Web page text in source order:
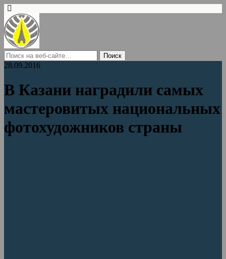
28.09.2016
В Казани наградили самых
мастеровитых национальных
фотохудожников страны